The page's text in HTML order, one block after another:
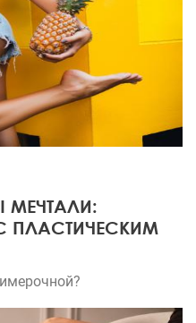
МЕЧТАЛИ:
ПЛАСТИЧЕСКИМ